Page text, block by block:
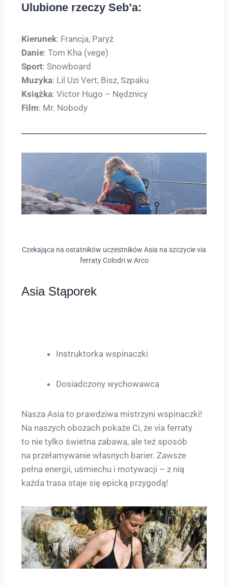
Ulubione rzeczy Seb’a:
Kierunek: Francja, Paryż
Danie: Tom Kha (vege)
Sport: Snowboard
Muzyka: Lil Uzi Vert, Bisz, Szpaku
Książka: Victor Hugo – Nędznicy
Film: Mr. Nobody
Czekająca na ostatników uczestników Asia na szczycie via
ferraty Colodri w Arco
Asia Stąporek
Instruktorka wspinaczki
Dosiadczony wychowawca
Nasza Asia to prawdziwa mistrzyni wspinaczki!
Na naszych obozach pokaże Ci, że via ferraty
to nie tylko świetna zabawa, ale też sposób
na przełamywanie własnych barier. Zawsze
pełna energii, uśmiechu i motywacji – z nią
każda trasa staje się epicką przygodą!